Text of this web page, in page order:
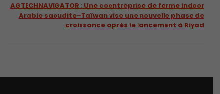
AGTECHNAVIGATOR : Une coentreprise de ferme indoor
Arabie saoudite–Taïwan vise une nouvelle phase de
croissance après le lancement à Riyad